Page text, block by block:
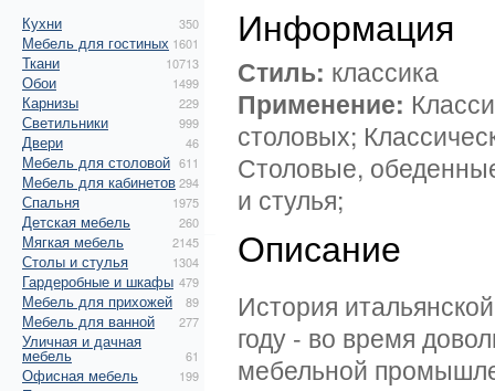
Кухни 350
Мебель для гостиных 1601
Ткани 10713
Обои 1499
Карнизы 229
Светильники 999
Двери 46
Мебель для столовой 611
Мебель для кабинетов294
Спальня 1975
Детская мебель 260
Мягкая мебель 2145
Столы и стулья 1304
Гардеробные и шкафы 479
Мебель для прихожей 89
Мебель для ванной 277
Уличная и дачная
мебель 61
Офисная мебель 199
Информация
Стиль: классика
Применение:
столовых;
Столовые,
и стулья;
Описание
История
году - во время
мебельной